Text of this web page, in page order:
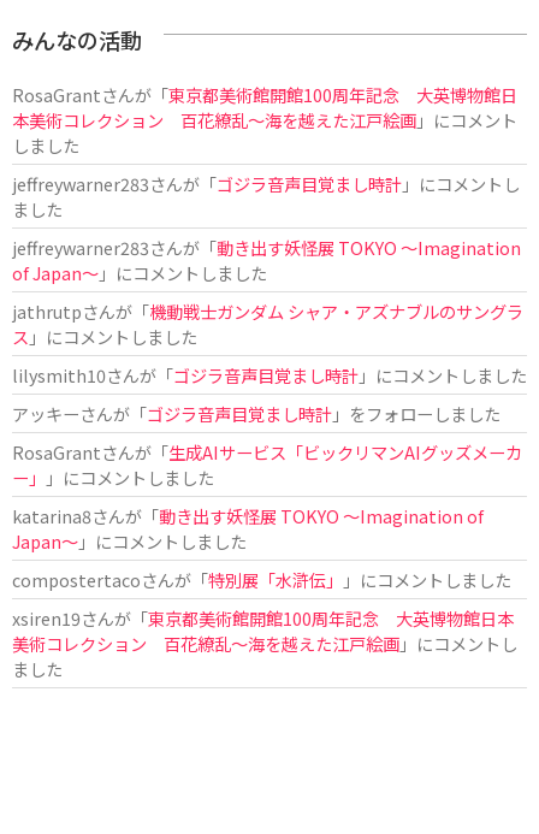
みんなの活動
RosaGrantさんが「東京都美術館開館100周年記念 大英博物館日
本美術コレクション 百花繚乱～海を越えた江戸絵画」にコメント
しました
jeffreywarner283さんが「ゴジラ音声目覚まし時計」にコメントし
ました
jeffreywarner283さんが「動き出す妖怪展 TOKYO 〜Imagination
of Japan〜」にコメントしました
jathrutpさんが「機動戦士ガンダム シャア・アズナブルのサングラ
ス 」にコメントしました
lilysmith10さんが「ゴジラ音声目覚まし時計」にコメントしました
アッキーさんが「ゴジラ音声目覚まし時計」をフォローしました
RosaGrantさんが「生成AIサービス「ビックリマンAIグッズメーカ
ー」
」にコメントしました
katarina8さんが「動き出す妖怪展 TOKYO 〜Imagination of
Japan〜」にコメントしました
compostertacoさんが「特別展「水滸伝」
」にコメントしました
xsiren19さんが「東京都美術館開館100周年記念 大英博物館日本
美術コレクション 百花繚乱～海を越えた江戸絵画」にコメントし
ました